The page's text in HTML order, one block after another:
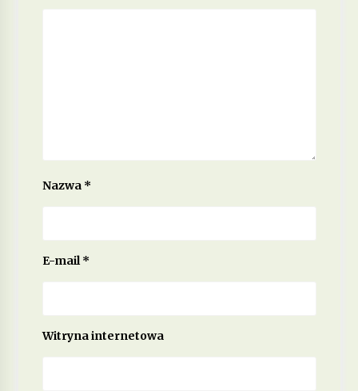
Nazwa *
E-mail*
Witryna internetowa